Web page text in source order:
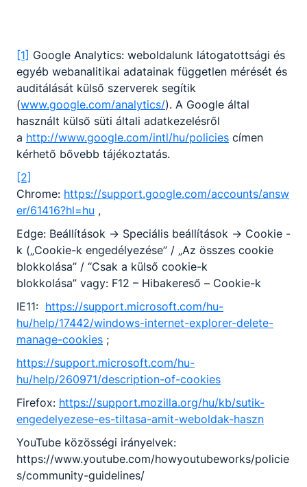
forgalmazás (2020)
Üzleti ko
csesznekianita​
@gmail.com
Osztályfőnök:
9.E
Fogadó óra:
Csősz Csaba
Oktató
Számvitel 2020,
Számviteli
esettanulmányok
csosz.csaba73​
@gmail.com
Osztályfőnök:
-
Fogadó óra:
-
Czeher Ildikó
Oktató
[1] Google Analytics: weboldalunk látogatottsági és
egyéb webanalitikai adatainak független mérését és
auditálását külső szerverek segítik
(www.google.com/analytics/). A Google által
használt külső süti általi adatkezelésről
a http://www.google.com/intl/hu/policies címen
kérhető bővebb tájékoztatás.
[2]
Chrome: https://support.google.com/accounts/answ
er/61416?hl=hu ,
Edge: Beállítások -> Speciális beállítások -> Cookie -
k („Cookie-k engedélyezése” / „Az összes cookie
blokkolása” / “Csak a külső cookie-k
blokkolása” vagy: F12 – Hibakereső – Cookie-k
IE11: https://support.microsoft.com/hu-
hu/help/17442/windows-internet-explorer-delete-
manage-cookies ;
https://support.microsoft.com/hu-
hu/help/260971/description-of-cookies
Firefox: https://support.mozilla.org/hu/kb/sutik-
engedelyezese-es-tiltasa-amit-weboldak-haszn
YouTube közösségi irányelvek:
https://www.youtube.com/howyoutubeworks/policie
s/community-guidelines/